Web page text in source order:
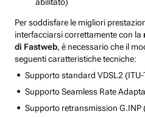
Per soddisfare le migliori
interfacciarsi correttamente con la
di Fastweb, è necessario che il
seguenti caratteristiche tecniche:
Supporto standard VDSL2
Supporto Seamless Rate
Supporto retransmission G.INP